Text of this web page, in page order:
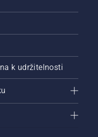
k udržitelnosti